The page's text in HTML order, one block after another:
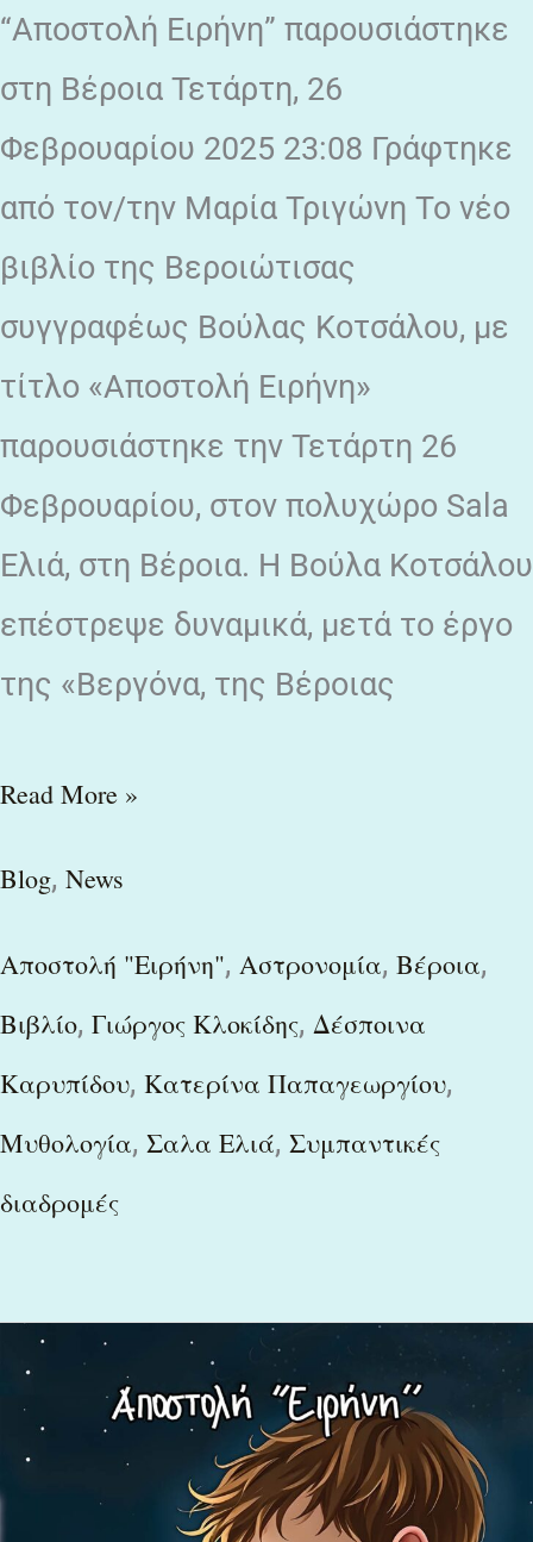
“Αποστολή Ειρήνη” παρουσιάστηκε
στη Βέροια Τετάρτη, 26
Φεβρουαρίου 2025 23:08 Γράφτηκε
από τον/την Μαρία Τριγώνη Το νέο
βιβλίο της Βεροιώτισας
συγγραφέως Βούλας Κοτσάλου, με
τίτλο «Αποστολή Ειρήνη»
παρουσιάστηκε την Τετάρτη 26
Φεβρουαρίου, στον πολυχώρο Sala
Ελιά, στη Βέροια. Η Βούλα Κοτσάλου
επέστρεψε δυναμικά, μετά το έργο
της «Βεργόνα, της Βέροιας
Read More »
Blog, News
Αποστολή "Ειρήνη", Αστρονομία, Βέροια,
Βιβλίο, Γιώργος Κλοκίδης, Δέσποινα
Καρυπίδου, Κατερίνα Παπαγεωργίου,
Μυθολογία, Σαλα Ελιά, Συμπαντικές
διαδρομές
βιβλίο
της